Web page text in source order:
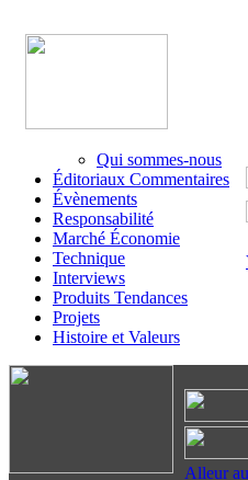
Qui sommes-nous
Éditoriaux Commentaires
Évènements
Responsabilité
Marché Économie
Technique
Interviews
Produits Tendances
Projets
Histoire et Valeurs
Alleur au